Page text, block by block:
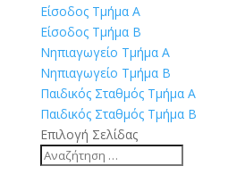
Είσοδος Τμήμα Α
Είσοδος Τμήμα Β
Νηπιαγωγείο Τμήμα Α
Νηπιαγωγείο Τμήμα Β
Παιδικός Σταθμός Τμήμα Α
Παιδικός Σταθμός Τμήμα Β
Επιλογή Σελίδας